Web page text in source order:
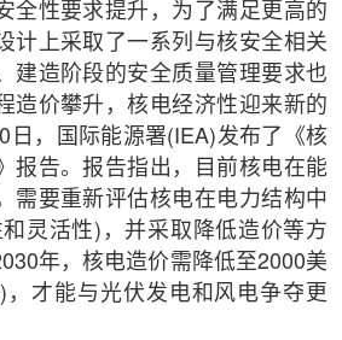
全性要求提升，为了满足更高的
计上采取了一系列与核安全相关
建造阶段的安全质量管理要求也
造价攀升，核电经济性迎来新的
日，国际能源署(IEA)发布了《核
报告。报告指出，目前核电在能
需要重新评估核电在电力结构中
灵活性)，并采取降低造价等方
年，核电造价需降低至2000美
，才能与光伏发电和风电争夺更